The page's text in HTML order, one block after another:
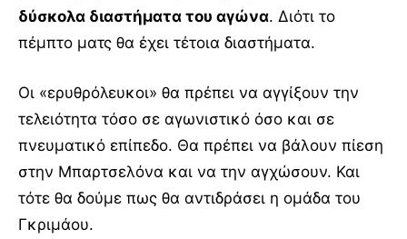
δύσκολα διαστήματα του αγώνα. Διότι το
πέμπτο ματς θα έχει τέτοια διαστήματα.
Οι «ερυθρόλευκοι» θα πρέπει να αγγίξουν την
τελειότητα τόσο σε αγωνιστικό όσο και σε
πνευματικό επίπεδο. Θα πρέπει να βάλουν πίεση
στην Μπαρτσελόνα και να την αγχώσουν. Και
τότε θα δούμε πως θα αντιδράσει η ομάδα του
Γκριμάου.